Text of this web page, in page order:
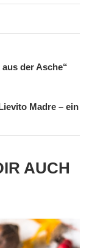
der Asche“
Madre – ein
AUCH